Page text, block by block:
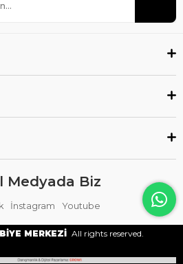
Medyada Biz
İnstagram Youtube
MERKEZİ All rights reserved.